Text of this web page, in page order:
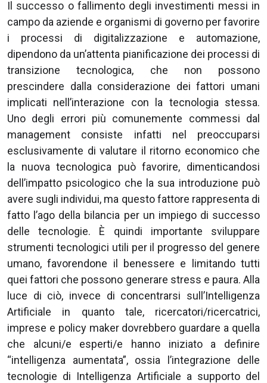
Il successo o fallimento degli investimenti messi in
campo da aziende e organismi di governo per favorire
i processi di digitalizzazione e automazione,
dipendono da un’attenta pianificazione dei processi di
transizione tecnologica, che non possono
prescindere dalla considerazione dei fattori umani
implicati nell’interazione con la tecnologia stessa.
Uno degli errori più comunemente commessi dal
management consiste infatti nel preoccuparsi
esclusivamente di valutare il ritorno economico che
la nuova tecnologica può favorire, dimenticandosi
dell’impatto psicologico che la sua introduzione può
avere sugli individui, ma questo fattore rappresenta di
fatto l’ago della bilancia per un impiego di successo
delle tecnologie. È quindi importante sviluppare
strumenti tecnologici utili per il progresso del genere
umano, favorendone il benessere e limitando tutti
quei fattori che possono generare stress e paura. Alla
luce di ciò, invece di concentrarsi sull’Intelligenza
Artificiale in quanto tale, ricercatori/ricercatrici,
imprese e policy maker dovrebbero guardare a quella
che alcuni/e esperti/e hanno iniziato a definire
“intelligenza aumentata”, ossia l’integrazione delle
tecnologie di Intelligenza Artificiale a supporto del